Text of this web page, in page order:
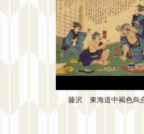
藤沢 東海道中褐色烏